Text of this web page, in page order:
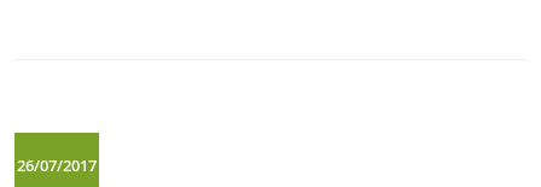
26/07/2017